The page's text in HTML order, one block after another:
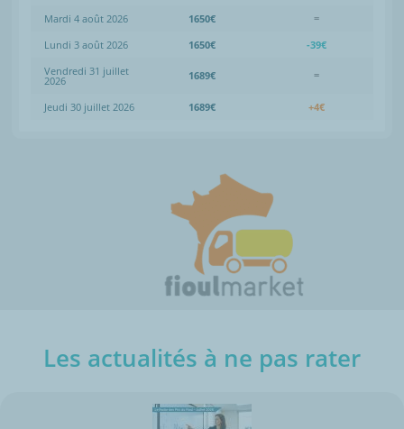
Mardi 4 août 2026 1650€
=
Lundi 3 août 2026
1650€
-39€
Vendredi 31 juillet
2026 1689€ =
Jeudi 30 juillet 2026 1689€ +4€
Les actualités à ne pas rater